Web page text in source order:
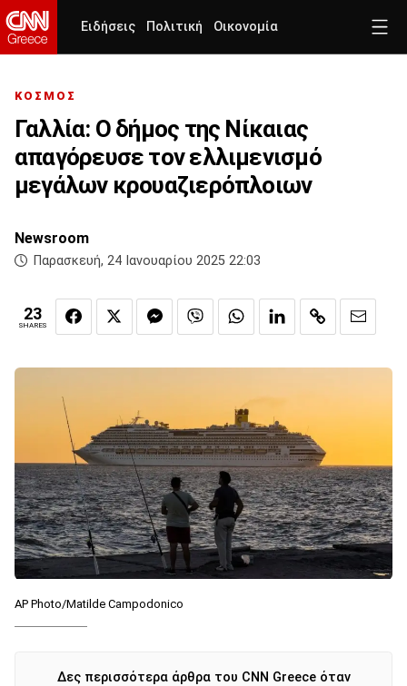
Ειδήσεις Πολιτική Οικονομία
ΚΟΣΜΟΣ
Γαλλία: Ο δήμος της Νίκαιας
απαγόρευσε τον ελλιμενισμό
μεγάλων κρουαζιερόπλοιων
Newsroom
Παρασκευή, 24 Ιανουαρίου 2025 22:03
23
SHARES
AP Photo/Matilde Campodonico
Δες περισσότερα άρθρα του CNN Greece όταν